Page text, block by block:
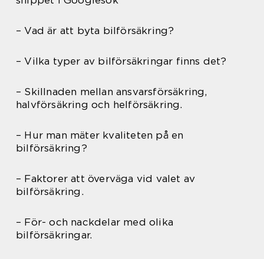
– Vad är att byta bilförsäkring?
– Vilka typer av bilförsäkringar finns det?
– Skillnaden mellan ansvarsförsäkring,
halvförsäkring och helförsäkring.
– Hur man mäter kvaliteten på en
bilförsäkring?
– Faktorer att överväga vid valet av
bilförsäkring.
– För- och nackdelar med olika
bilförsäkringar.